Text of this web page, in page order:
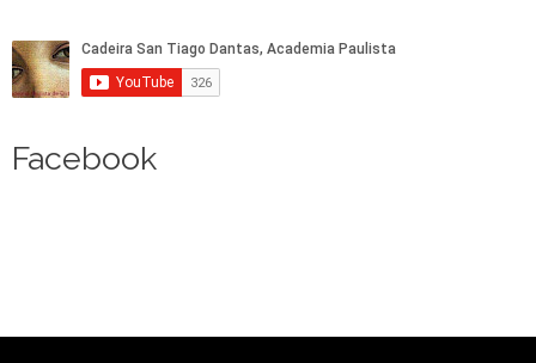
Facebook